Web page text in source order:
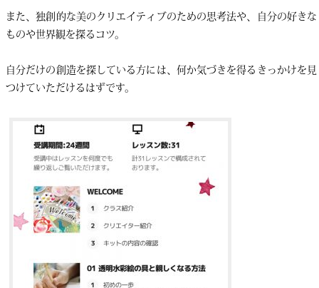
また、独創的な美のクリエイティブのための思考法や、自分の好きな
ものや世界観を探るコツ。
自分だけの創造を探している方には、何か気づきを得るきっかけを見
つけていただけるはずです。